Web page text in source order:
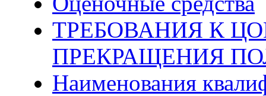
ТРЕБОВАНИЯ К
ПРЕКРАЩЕНИЯ
Наименования